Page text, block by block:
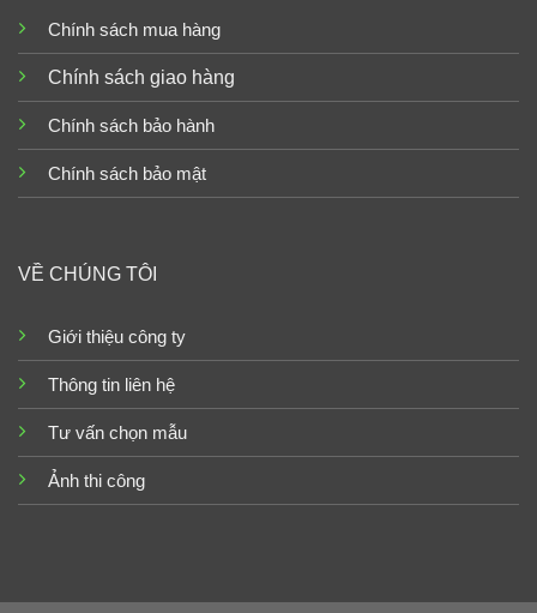
Chính sách mua hàng
Chính sách giao hàng
Chính sách bảo hành
Chính sách bảo mật
VỀ CHÚNG TÔI
Giới thiệu công ty
Thông tin liên hệ
Tư vấn chọn mẫu
Ảnh thi công